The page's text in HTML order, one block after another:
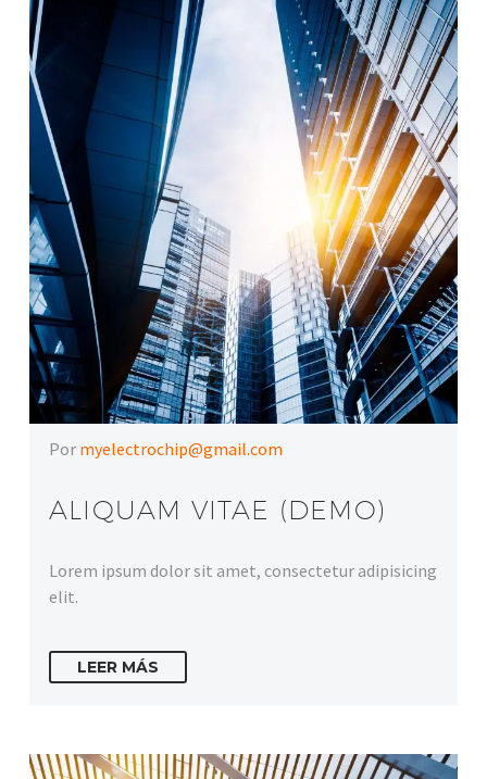
Por myelectrochip@gmail.com
ALIQUAM VITAE (DEMO)
Lorem ipsum dolor sit amet, consectetur adipisicing
elit.
LEER MÁS